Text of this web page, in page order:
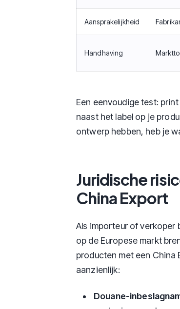
Aansprakelijkheid
Handhaving
Een eenvoudige test:
naast het label op je
ontwerp hebben, heb je
Juridische
China Export
Als importeur of verkoper
op de Europese markt
producten met een China
aanzienlijk:
Douane-